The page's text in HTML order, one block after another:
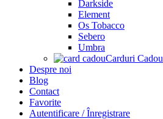
Darkside
Element
Os Tobacco
Sebero
Umbra
Carduri Cadou
Despre noi
Blog
Contact
Favorite
Autentificare / Înregistrare